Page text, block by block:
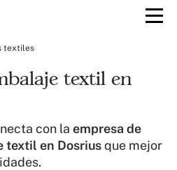
textiles
textil en
con la empresa de
textil en Dosriusque mejor